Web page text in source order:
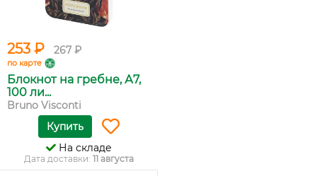
253 ₽ 267 ₽
по карте
Блокнот на гребне, А7,
100 ли...
Bruno Visconti
Купить
На складе
Дата доставки: 11 августа